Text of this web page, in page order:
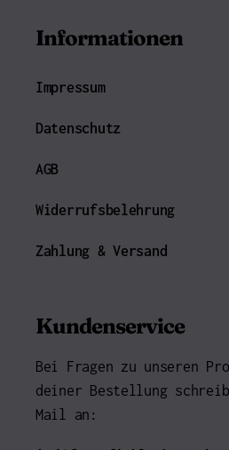
Informationen
Impressum
Datenschutz
AGB
Widerrufsbelehrung
Zahlung & Versand
Kundenservice
Bei Fragen zu unseren
deiner Bestellung
Mail an: